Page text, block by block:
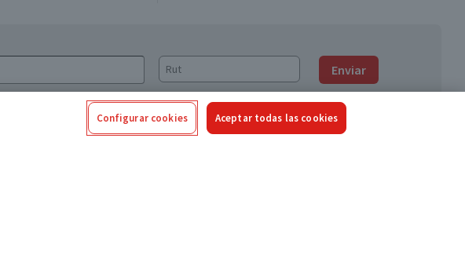
Enviar
Configurar cookies Aceptar todas las cookies